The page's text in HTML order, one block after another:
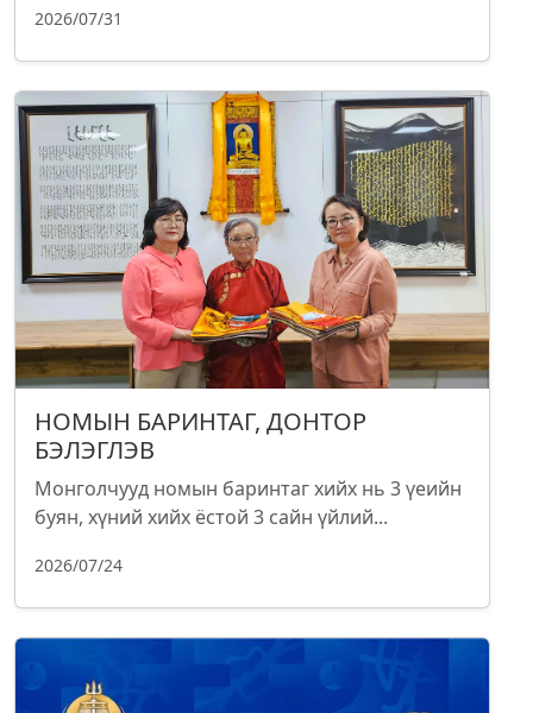
2026/07/31
НОМЫН БАРИНТАГ, ДОНТОР
БЭЛЭГЛЭВ
Монголчууд номын баринтаг хийх нь 3 үеийн
буян, хүний хийх ёстой 3 сайн үйлий...
2026/07/24